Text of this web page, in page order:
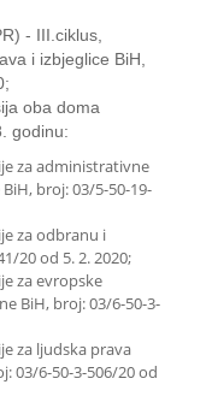
- III.ciklus,
i izbjeglice BiH,
oba doma
godinu:
za administrativne
broj: 03/5-50-19-
za odbranu i
20 od 5. 2. 2020;
za evropske
BiH, broj: 03/6-50-3-
za ljudska prava
03/6-50-3-506/20 od